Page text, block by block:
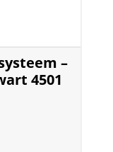
–
4501